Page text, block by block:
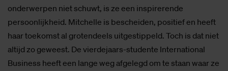
onderwerpen niet schuwt, is ze een inspirerende
persoonlijkheid. Mitchelle is bescheiden, positief en heeft
haar toekomst al grotendeels uitgestippeld. Toch is dat niet
altijd zo geweest. De vierdejaars-studente International
Business heeft een lange weg afgelegd om te staan waar ze